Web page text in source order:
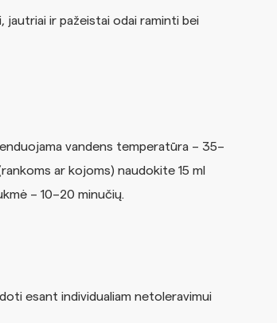
jautriai ir pažeistai odai raminti bei
vandens temperatūra – 35–
ar kojoms) naudokite 15 ml
– 10–20 minučių.
esant individualiam netoleravimui